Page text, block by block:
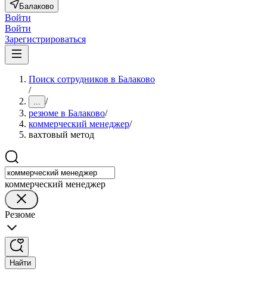
Балаково
Войти
Войти
Зарегистрироваться
Поиск сотрудников в Балаково
/
... /
резюме в Балаково/
коммерческий менеджер/
вахтовый метод
коммерческий менеджер
Резюме
Найти